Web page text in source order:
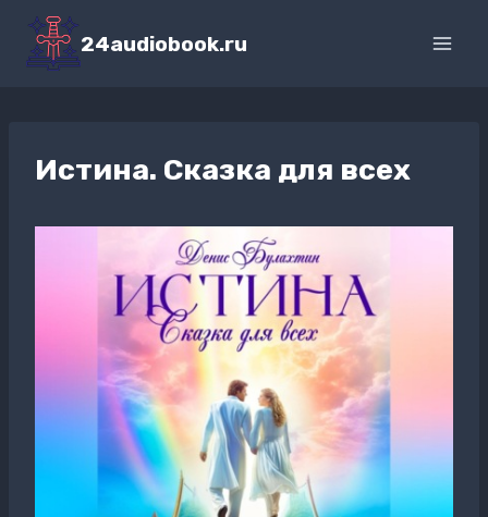
Перейти
содержимому
24audiobook.ru
Истина. Сказка для всех